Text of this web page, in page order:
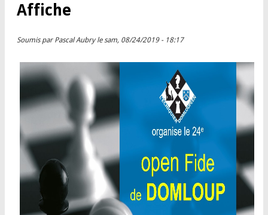
Affiche
Soumis par Pascal Aubryle sam, 08/24/2019 - 18:17